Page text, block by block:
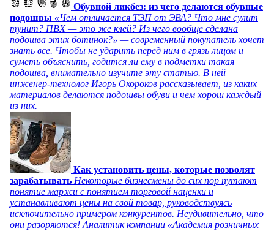
Обувной ликбез: из чего делаются обувные
подошвы «Чем отличается ТЭП от ЭВА? Что мне сулит
тунит? ПВХ — это же клей? Из чего вообще сделана
подошва этих ботинок?» — современный покупатель хочет
знать все. Чтобы не ударить перед ним в грязь лицом и
суметь объяснить, годится ли ему в подметки такая
подошва, внимательно изучите эту статью. В ней
инженер-технолог Игорь Окороков рассказывает, из каких
материалов делаются подошвы обуви и чем хорош каждый
из них.
Как установить цены, которые позволят
зарабатывать Некоторые бизнесмены до сих пор путают
понятие маржи с понятием торговой наценки и
устанавливают цены на свой товар, руководствуясь
исключительно примером конкурентов. Неудивительно, что
они разоряются! Аналитик компании «Академия розничных